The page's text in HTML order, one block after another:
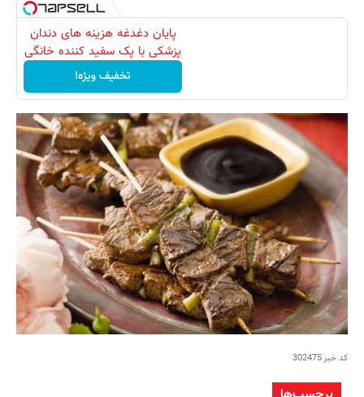
پایان دغدغه هزینه های دندان
پزشکی با پک سفید کننده خانگی
تخفیف ویژه!
کد خبر302475